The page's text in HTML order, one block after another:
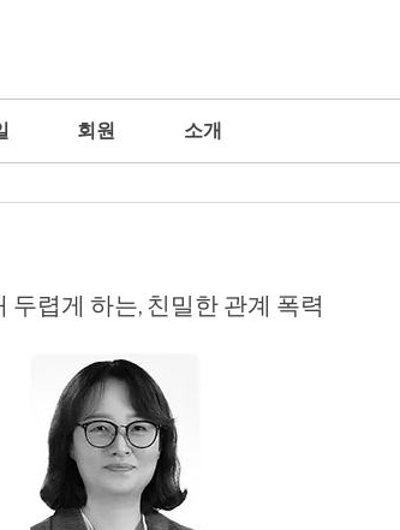
회원 소개
렵게 하는, 친밀한 관계 폭력